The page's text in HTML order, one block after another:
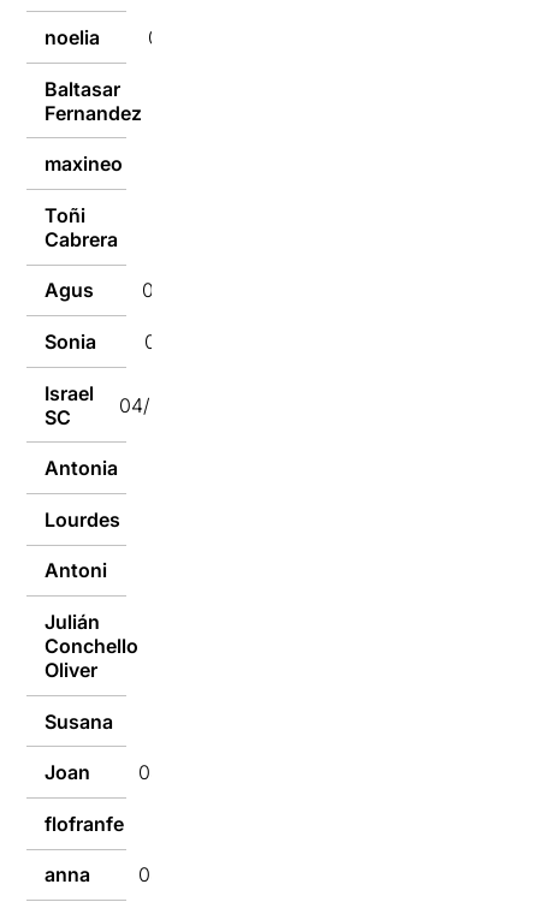
noelia 04/03/2024
Baltasar
Fernandez
maxineo
Toñi
Cabrera
Agus 04/03/2024
Sonia 04/03/2024
Israel
SC
04/03/2024
Antonia
Lourdes
Antoni
Julián
Conchello
Oliver
Susana
Joan 04/03/2024
flofranfe
anna 04/03/2024